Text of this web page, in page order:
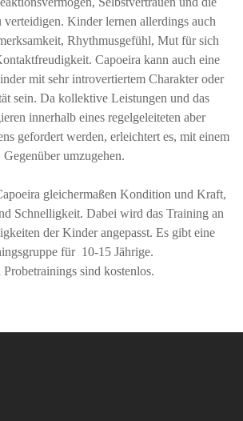
verteidigen. Kinder lernen allerdings auch
Rhythmusgefühl, Mut für sich
Capoeira kann auch eine
mit sehr introvertiertem Charakter oder
sein. Da kollektive Leistungen und das
innerhalb eines regelgeleiteten aber
gefordert werden, erleichtert es, mit einem
Gegenüber umzugehen.
gleichermaßen Kondition und Kraft,
Schnelligkeit. Dabei wird das Training an
der Kinder angepasst. Es gibt eine
für 10-15 Jährige.
sind kostenlos.